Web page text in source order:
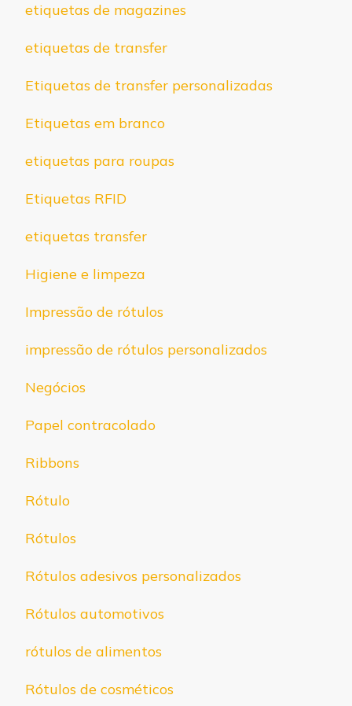
etiquetas de magazines
etiquetas de transfer
Etiquetas de transfer personalizadas
Etiquetas em branco
etiquetas para roupas
Etiquetas RFID
etiquetas transfer
Higiene e limpeza
Impressão de rótulos
impressão de rótulos personalizados
Negócios
Papel contracolado
Ribbons
Rótulo
Rótulos
Rótulos adesivos personalizados
Rótulos automotivos
rótulos de alimentos
Rótulos de cosméticos